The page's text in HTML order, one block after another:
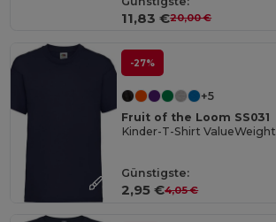
11,83 €20,00 €
-27%
+5
Fruit of the Loom SS031
Kinder-T-Shirt ValueWeight
Günstigste:
2,95 €4,05 €